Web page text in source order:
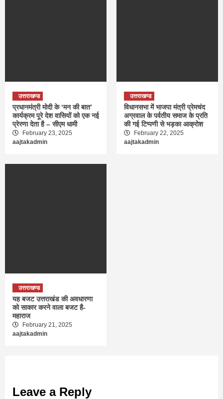
उत्तराखण्ड
प्रधानमंत्री मोदी के ‘मन की बात’
कार्यक्रम पूरे देश वासियों को एक नई
प्रेरणा देता है – सीएम धामी
February 23, 2025
aajtakadmin
उत्तराखण्ड
विधानसभा में भाजपा मंत्री प्रेमचंद
अग्रवाल के पर्वतीय समाज के प्रति
की गई टिप्पणी से भड़का आक्रोश
February 22, 2025
aajtakadmin
उत्तराखण्ड
यह बजट उत्तराखंड की अवधारणा
को साकार करने वाला बजट है-
महाराज
February 21, 2025
aajtakadmin
Leave a Reply